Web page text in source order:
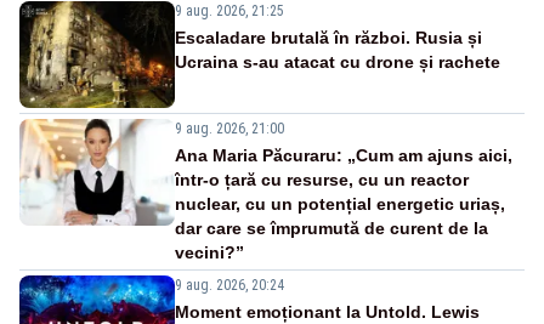
9 aug. 2026, 21:25
Escaladare brutală în război. Rusia și
Ucraina s-au atacat cu drone și rachete
9 aug. 2026, 21:00
Ana Maria Păcuraru: „Cum am ajuns aici,
într-o țară cu resurse, cu un reactor
nuclear, cu un potențial energetic uriaș,
dar care se împrumută de curent de la
vecini?”
9 aug. 2026, 20:24
Moment emoționant la Untold. Lewis